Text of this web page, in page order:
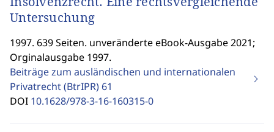
Untersuchung
1997. 639 Seiten. unveränderte eBook-Ausgabe 2021;
Orginalausgabe 1997.
Beiträge zum ausländischen und internationalen
Privatrecht (BtrIPR) 61
DOI 10.1628/978-3-16-160315-0